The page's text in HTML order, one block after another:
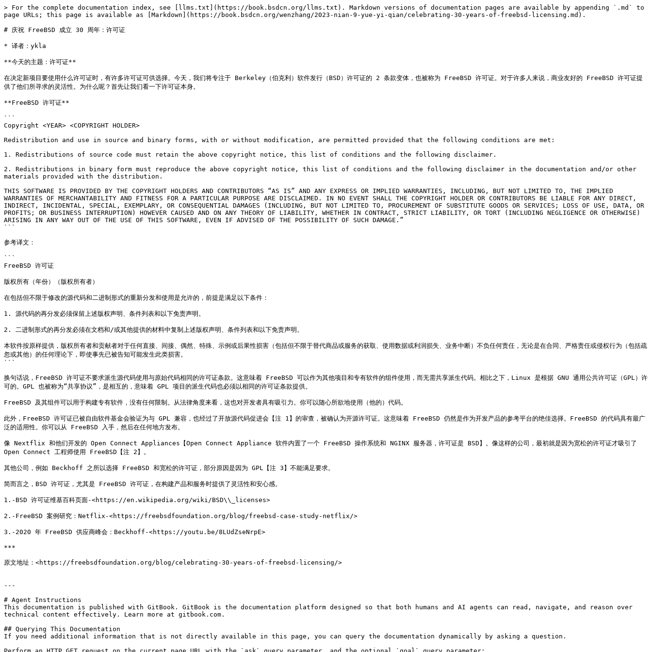
> For the complete documentation index, see [llms.txt](https://book.bsdcn.org/llms.txt). Markdown versions of documentation pages are available by appending `.md` to
page URLs; this page is available as [Markdown](https://book.bsdcn.org/wenzhang/2023-nian-9-yue-yi-qian/celebrating-30-years-of-freebsd-licensing.md).
# 庆祝 FreeBSD 成立 30 周年：许可证
* 译者：ykla
**今天的主题：许可证**
在决定新项目要使用什么许可证时，有许多许可证可供选择。今天，我们将专注于 Berkeley（伯克利）软件发行（BSD）许可证的 2 条款变体，也被称为 FreeBSD 许可证。对于许多人来说，商业友好的 FreeBSD 许可证提
供了他们所寻求的灵活性。为什么呢？首先让我们看一下许可证本身。
**FreeBSD 许可证**
```
Copyright <YEAR> <COPYRIGHT HOLDER>
Redistribution and use in source and binary forms, with or without modification, are permitted provided that the following conditions are met:
1. Redistributions of source code must retain the above copyright notice, this list of conditions and the following disclaimer.
2. Redistributions in binary form must reproduce the above copyright notice, this list of conditions and the following disclaimer in the documentation and/or other
materials provided with the distribution.
THIS SOFTWARE IS PROVIDED BY THE COPYRIGHT HOLDERS AND CONTRIBUTORS “AS IS” AND ANY EXPRESS OR IMPLIED WARRANTIES, INCLUDING, BUT NOT LIMITED TO, THE IMPLIED
WARRANTIES OF MERCHANTABILITY AND FITNESS FOR A PARTICULAR PURPOSE ARE DISCLAIMED. IN NO EVENT SHALL THE COPYRIGHT HOLDER OR CONTRIBUTORS BE LIABLE FOR ANY DIRECT,
INDIRECT, INCIDENTAL, SPECIAL, EXEMPLARY, OR CONSEQUENTIAL DAMAGES (INCLUDING, BUT NOT LIMITED TO, PROCUREMENT OF SUBSTITUTE GOODS OR SERVICES; LOSS OF USE, DATA, OR
PROFITS; OR BUSINESS INTERRUPTION) HOWEVER CAUSED AND ON ANY THEORY OF LIABILITY, WHETHER IN CONTRACT, STRICT LIABILITY, OR TORT (INCLUDING NEGLIGENCE OR OTHERWISE)
ARISING IN ANY WAY OUT OF THE USE OF THIS SOFTWARE, EVEN IF ADVISED OF THE POSSIBILITY OF SUCH DAMAGE.”
```
参考译文：
```
FreeBSD 许可证
版权所有（年份）（版权所有者）
在包括但不限于修改的源代码和二进制形式的重新分发和使用是允许的，前提是满足以下条件：
1. 源代码的再分发必须保留上述版权声明、条件列表和以下免责声明。
2. 二进制形式的再分发必须在文档和/或其他提供的材料中复制上述版权声明、条件列表和以下免责声明。
本软件按原样提供，版权所有者和贡献者对于任何直接、间接、偶然、特殊、示例或后果性损害（包括但不限于替代商品或服务的获取、使用数据或利润损失、业务中断）不负任何责任，无论是在合同、严格责任或侵权行为（包括疏
忽或其他）的任何理论下，即使事先已被告知可能发生此类损害。
```
换句话说，FreeBSD 许可证不要求派生源代码使用与原始代码相同的许可证条款。这意味着 FreeBSD 可以作为其他项目和专有软件的组件使用，而无需共享派生代码。相比之下，Linux 是根据 GNU 通用公共许可证（GPL）许
可的。GPL 也被称为“共享协议”，是相互的，意味着 GPL 项目的派生代码也必须以相同的许可证条款提供。
FreeBSD 及其组件可以用于构建专有软件，没有任何限制。从法律角度来看，这也对开发者具有吸引力。你可以随心所欲地使用（他的）代码。
此外，FreeBSD 许可证已被自由软件基金会验证为与 GPL 兼容，也经过了开放源代码促进会【注 1】的审查，被确认为开源许可证。这意味着 FreeBSD 仍然是作为开发产品的参考平台的绝佳选择。FreeBSD 的代码具有最广
泛的适用性。你可以从 FreeBSD 入手，然后在任何地方发布。
像 Nextflix 和他们开发的 Open Connect Appliances【Open Connect Appliance 软件内置了一个 FreeBSD 操作系统和 NGINX 服务器，许可证是 BSD】。像这样的公司，最初就是因为宽松的许可证才吸引了
Open Connect 工程师使用 FreeBSD【注 2】。
其他公司，例如 Beckhoff 之所以选择 FreeBSD 和宽松的许可证，部分原因是因为 GPL【注 3】不能满足要求。
简而言之，BSD 许可证，尤其是 FreeBSD 许可证，在构建产品和服务时提供了灵活性和安心感。
1.-BSD 许可证维基百科页面-<https://en.wikipedia.org/wiki/BSD\\_licenses>
2.-FreeBSD 案例研究：Netflix-<https://freebsdfoundation.org/blog/freebsd-case-study-netflix/>
3.-2020 年 FreeBSD 供应商峰会：Beckhoff-<https://youtu.be/8LUdZseNrpE>
***
原文地址：<https://freebsdfoundation.org/blog/celebrating-30-years-of-freebsd-licensing/>
---
# Agent Instructions
This documentation is published with GitBook. GitBook is the documentation platform designed so that both humans and AI agents can read, navigate, and reason over
technical content effectively. Learn more at gitbook.com.
## Querying This Documentation
If you need additional information that is not directly available in this page, you can query the documentation dynamically by asking a question.